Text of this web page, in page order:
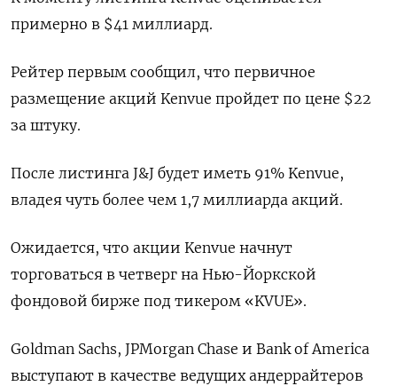
примерно в $41 миллиард.
Рейтер первым сообщил, что первичное
размещение акций Kenvue пройдет по цене $22
за штуку.
После листинга J&J будет иметь 91% Kenvue,
владея чуть более чем 1,7 миллиарда акций.
Ожидается, что акции Kenvue начнут
торговаться в четверг на Нью-Йоркской
фондовой бирже под тикером «KVUE».
Goldman Sachs, JPMorgan Chase и Bank of America
выступают в качестве ведущих андеррайтеров